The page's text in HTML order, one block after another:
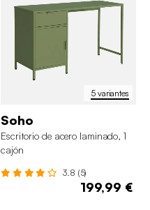
5 variantes
Soho
Escritorio de acero laminado, 1
cajón
3.8 (5)
199,99 €